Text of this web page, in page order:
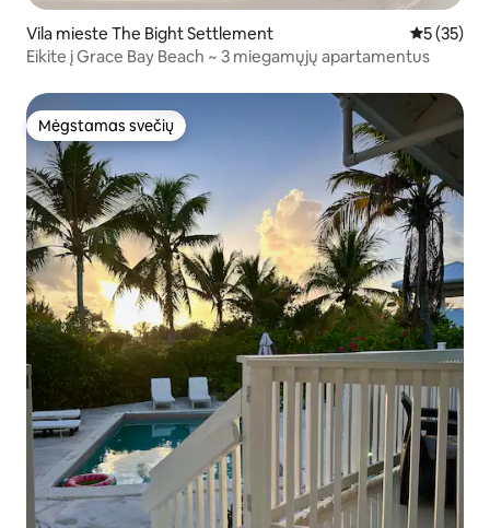
Vila mieste The Bight Settlement Vidutinis
5 (35)
Eikite į Grace Bay Beach ~ 3 miegamųjų apartamentus
Mėgstamas svečių
Mėgstamas svečių